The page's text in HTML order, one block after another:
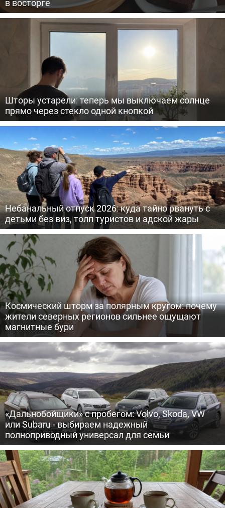
в восторге
Шторы устарели: теперь мы выключаем солнце
прямо через стекло одной кнопкой
Небанальный отпуск 2026: куда тайно рвануть с
детьми без виз, толп туристов и адской жары
Космический шторм за полярным кругом: почему
жители северных регионов сильнее ощущают
магнитные бури
«Дальнобойщики» с пробегом: Volvo, Skoda, VW
или Subaru - выбираем надежный
полноприводный универсал для семьи